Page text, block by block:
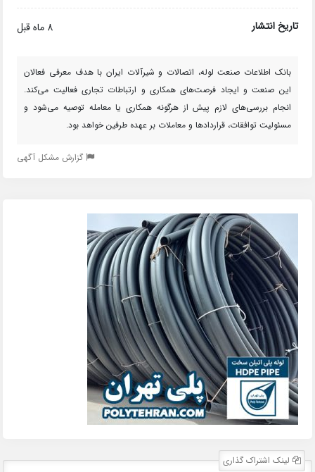
تاریخ انتشار 8 ماه قبل
بانک اطلاعات صنعت لوله، اتصالات و شیرآلات ایران با هدف معرفی فعالان
این صنعت و ایجاد فرصت‌های همکاری و ارتباطات تجاری فعالیت می‌کند.
انجام بررسی‌های لازم پیش از هرگونه همکاری یا معامله توصیه می‌شود و
مسئولیت توافقات، قراردادها و معاملات بر عهده طرفین خواهد بود.
گزارش مشکل آگهی
لینک اشتراک گذاری